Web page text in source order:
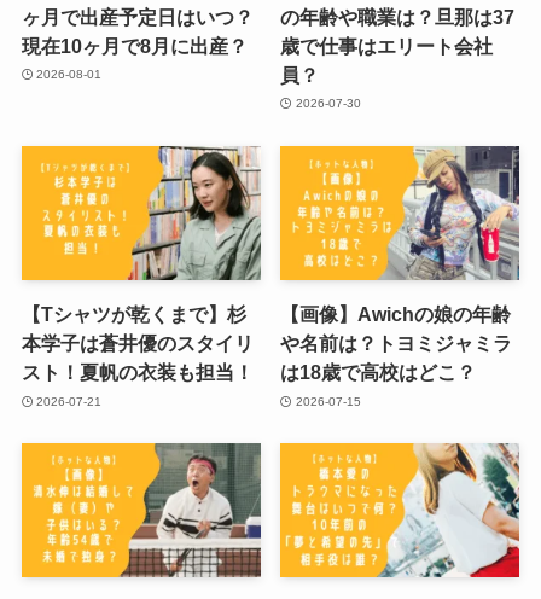
ヶ月で出産予定日はいつ？
現在10ヶ月で8月に出産？
2026-08-01
の年齢や職業は？旦那は37
歳で仕事はエリート会社
員？
2026-07-30
【Tシャツが乾くまで】杉
本学子は蒼井優のスタイリ
スト！夏帆の衣装も担当！
2026-07-21
【画像】Awichの娘の年齢
や名前は？トヨミジャミラ
は18歳で高校はどこ？
2026-07-15